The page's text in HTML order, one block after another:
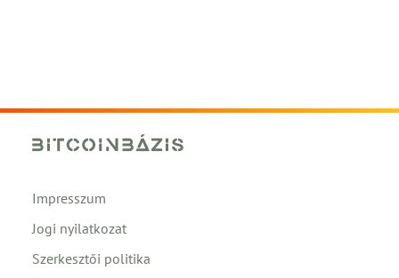
Impresszum
Jogi nyilatkozat
Szerkesztői politika